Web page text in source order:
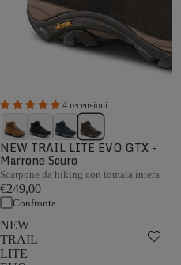
4 recensioni
NEW TRAIL LITE EVO GTX -
Marrone Scuro
Scarpone da hiking con tomaia intera
€249,00
Confronta
NEW
TRAIL
LITE